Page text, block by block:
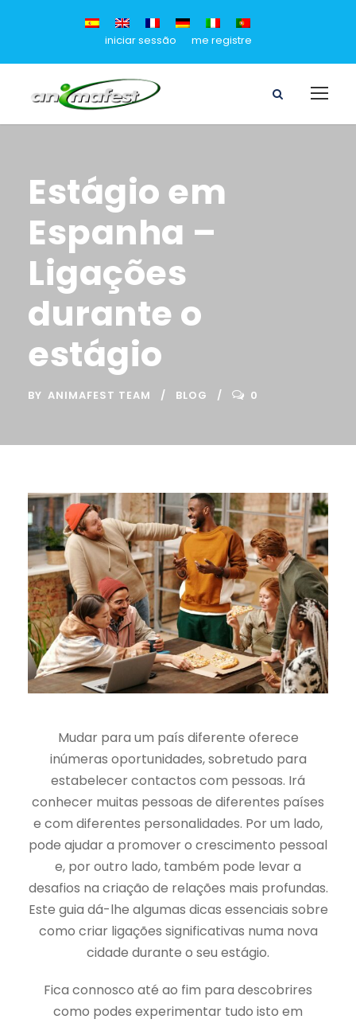
iniciar sessão me registre
Estágio em
Espanha –
Ligações
durante o
estágio
BY ANIMAFEST TEAM BLOG 0
Mudar para um país diferente oferece
inúmeras oportunidades, sobretudo para
estabelecer contactos com pessoas. Irá
conhecer muitas pessoas de diferentes países
e com diferentes personalidades. Por um lado,
pode ajudar a promover o crescimento pessoal
e, por outro lado, também pode levar a
desafios na criação de relações mais profundas.
Este guia dá-lhe algumas dicas essenciais sobre
como criar ligações significativas numa nova
cidade durante o seu estágio.
Fica connosco até ao fim para descobrires
como podes experimentar tudo isto em